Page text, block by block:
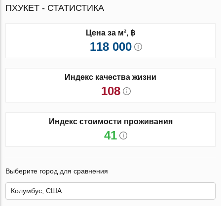
ПХУКЕТ - СТАТИСТИКА
Цена за м², ฿
118 000
Индекс качества жизни
108
Индекс стоимости проживания
41
Выберите город для сравнения